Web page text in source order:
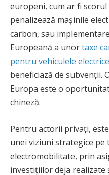
europeni, cum ar fi
penalizează mașinile
carbon, sau
Europeană a unortaxe
pentru vehiculele
beneficiază de subvenții.
Europa este o
chineză.
Pentru actorii privați,
unei viziuni strategice
electromobilitate, prin
investițiilor deja realizate